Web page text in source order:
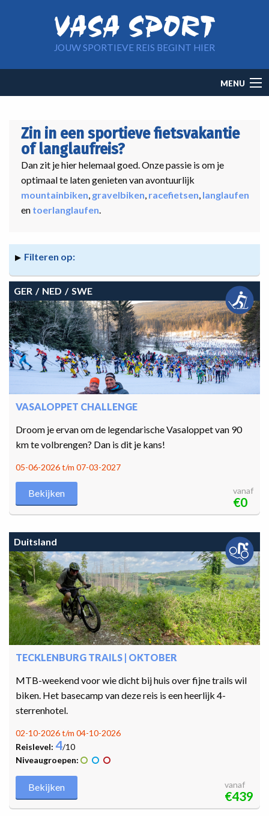
JOUW SPORTIEVE REIS BEGINT HIER
navigation
MENU
Zin in een sportieve fietsvakantie
of langlaufreis?
Dan zit je hier helemaal goed. Onze passie is om je
optimaal te laten genieten van avontuurlijk
mountainbiken, gravelbiken, racefietsen, langlaufen
en toerlanglaufen.
Filteren op:
GER NED SWE
VASALOPPET CHALLENGE
Droom je ervan om de legendarische Vasaloppet van 90
km te volbrengen? Dan is dit je kans!
05-06-2026 t/m 07-03-2027
Bekijken vanaf
€0
Duitsland
TECKLENBURG TRAILS | OKTOBER
MTB-weekend voor wie dicht bij huis over fijne trails wil
biken. Het basecamp van deze reis is een heerlijk 4-
sterrenhotel.
02-10-2026 t/m 04-10-2026
Reislevel: 4/10
Niveaugroepen:
Bekijken vanaf
€439